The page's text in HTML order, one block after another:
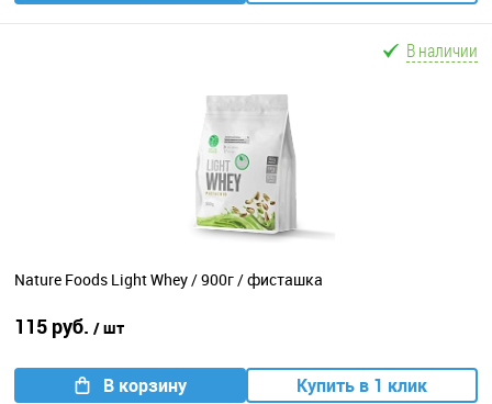
В наличии
Nature Foods Light Whey / 900г / фисташка
115 руб. / шт
В корзину Купить в 1 клик